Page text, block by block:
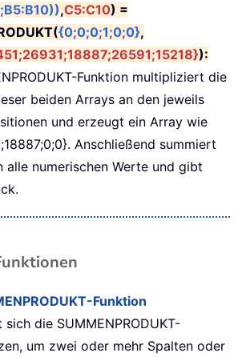
,C5:C10) =
{0;0;0;1;0;0},
):
Funktion multipliziert die
beiden Arrays an den jeweils
und erzeugt ein Array wie
Anschließend summiert
alle numerischen Werte und gibt
Funktion
sich die SUMMENPRODUKT-
um zwei oder mehr Spalten oder